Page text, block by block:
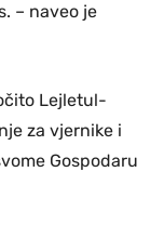
– naveo je
Lejletul-
za vjernike i
Gospodaru